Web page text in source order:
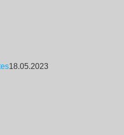
18.05.2023